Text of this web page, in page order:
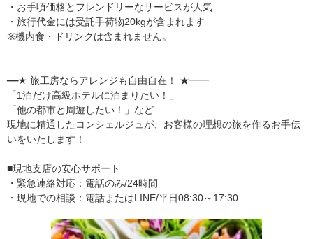
・お手頃価格とフレンドリーなサービスが人気
・旅行代金には受託手荷物20kgが含まれます
※機内食・ドリンクは含まれません。
━━★ 旅工房ならアレンジも自由自在！ ★━━
「1泊だけ高級ホテルに泊まりたい！」
「他の都市と周遊したい！」など…
現地に精通したコンシェルジュが、お客様の理想の旅を作るお手伝
いをいたします！
■現地支店の安心サポート
・緊急連絡対応：電話のみ/24時間
・現地での相談：電話またはLINE/平日08:30～17:30